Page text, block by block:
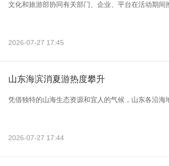
文化和旅游部协同有关部门、企业、平台在活动期间
2026-07-27 17:45
山东海滨消夏游热度攀升
凭借独特的山海生态资源和宜人的气候，山东各沿海
2026-07-27 17:44